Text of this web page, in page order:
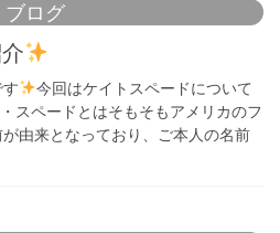
ブログ
今回はケイトスペードについて
スペードとはそもそもアメリカのフ
由来となっており、ご本人の名前